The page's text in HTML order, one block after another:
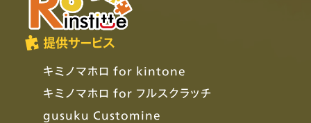
提供サービス
キミノマホロ for kintone
キミノマホロ for フルスクラッチ
gusuku Customine